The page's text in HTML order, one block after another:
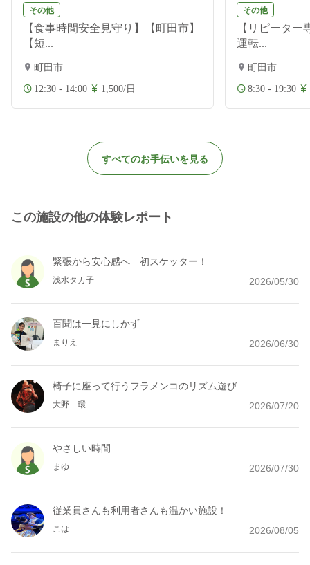
その他
【食事時間安全見守り】【町田市】
【短...
町田市
12:30 - 14:00 1,500/日
その他
【リピータ
運転...
町田市
8:30 - 19:30
すべてのお手伝いを見る
この施設の他の体験レポート
緊張から安心感へ 初スケッター！
浅水タカ子 2026/05/30
百聞は一見にしかず
まりえ 2026/06/30
椅子に座って行うフラメンコのリズム遊び
大野 環 2026/07/20
やさしい時間
まゆ 2026/07/30
従業員さんも利用者さんも温かい施設！
こは 2026/08/05